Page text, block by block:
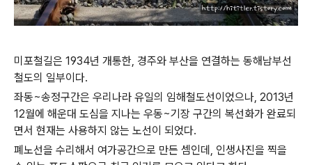
미포철길은 1934년 개통한, 경주와 부산을 연결하는 동해남부선
철도의 일부이다.
좌동~송정구간은 우리나라 유일의 임해철도선이었으나, 2013년
12월에 해운대 도심을 지나는 우동~기장 구간의 복선화가 완료되
면서 현재는 사용하지 않는 노선이 되었다.
폐노선을 수리해서 여가공간으로 만든 셈인데, 인생사진을 찍을